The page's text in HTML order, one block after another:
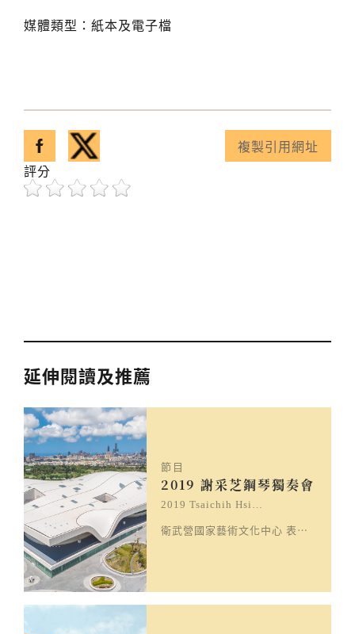
媒體類型：紙本及電子檔
分享至facebook
分享至twitter
複製引用網址
已複製引用網址！
評分
延伸閱讀及推薦
節目
2019 謝采芝鋼琴獨奏會
2019 Tsaichih Hsi…
衛武營國家藝術文化中心 表演廳